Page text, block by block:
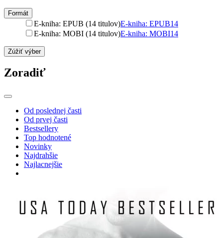
Formát
E-kniha: EPUB (14 titulov)E-kniha: EPUB14
E-kniha: MOBI (14 titulov)E-kniha: MOBI14
Zúžiť výber
Zoradiť
Od poslednej časti
Od prvej časti
Bestsellery
Top hodnotené
Novinky
Najdrahšie
Najlacnejšie